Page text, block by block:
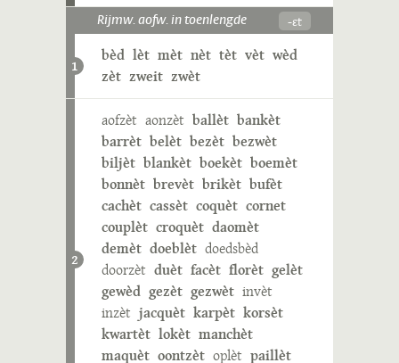
Rijmw. aofw. in toenlengde -ɛt
1
bèd lèt mèt nèt tèt vèt wèd
zèt zweit zwèt
2
aofzèt aonzèt ballèt bankèt
barrèt belèt bezèt bezwèt
biljèt blankèt boekèt boemèt
bonnèt brevèt brikèt bufèt
cachèt cassèt coquèt cornet
couplèt croquèt daomèt
demèt doeblèt doedsbèd
doorzèt duèt facèt florèt gelèt
gewèd gezèt gezwèt invèt
inzèt jacquèt karpèt korsèt
kwartèt lokèt manchèt
maquèt oontzèt oplèt paillèt